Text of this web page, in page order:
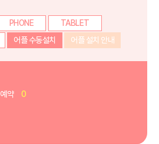
PHONE
TABLET
어플 수동설치 어플 설치 안내
예약 0